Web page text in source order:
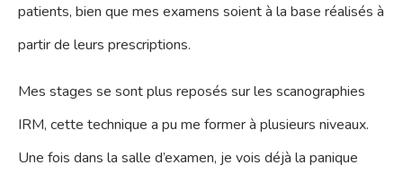
patients, bien que mes examens soient à la base réalisés à
partir de leurs prescriptions.
Mes stages se sont plus reposés sur les scanographies
IRM, cette technique a pu me former à plusieurs niveaux.
Une fois dans la salle d’examen, je vois déjà la panique